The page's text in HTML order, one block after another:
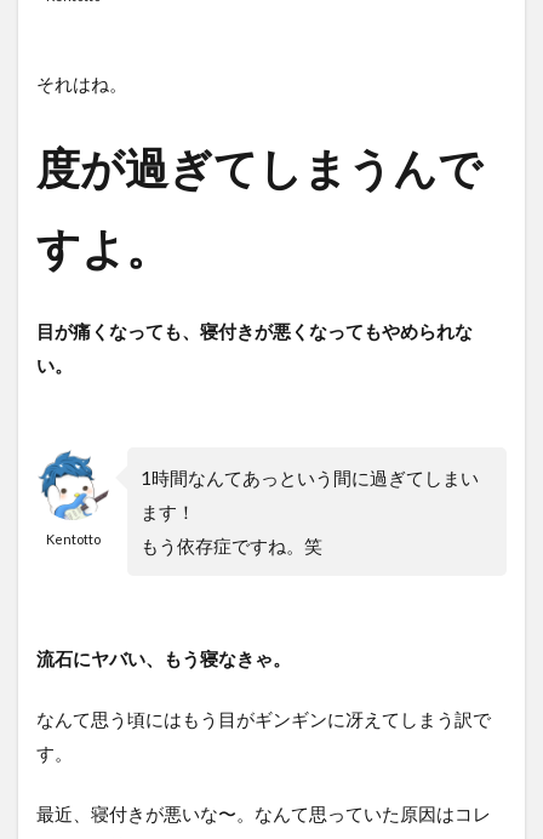
それはね。
度が過ぎてしまうんで
すよ。
目が痛くなっても、寝付きが悪くなってもやめられな
い。
Kentotto
1時間なんてあっという間に過ぎてしまい
ます！
もう依存症ですね。笑
流石にヤバい、もう寝なきゃ。
なんて思う頃にはもう目がギンギンに冴えてしまう訳で
す。
最近、寝付きが悪いな〜。なんて思っていた原因はコレ